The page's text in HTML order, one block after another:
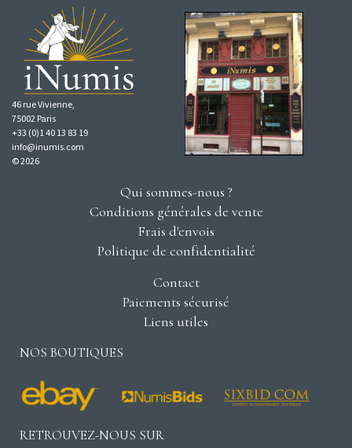
46 rue Vivienne,
75002 Paris
+33 (0)1 40 13 83 19
info@inumis.com
© 2026
Qui sommes-nous ?
Conditions générales de vente
Frais d'envois
Politique de confidentialité
Contact
Paiements sécurisé
Liens utiles
NOS BOUTIQUES
RETROUVEZ-NOUS SUR